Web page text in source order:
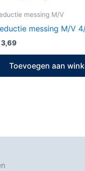
messing M/V
messing M/V
3,69
Toevoegen aan